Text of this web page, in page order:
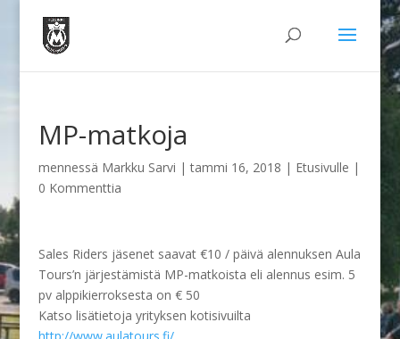
MP-matkoja
mennessä Markku Sarvi |tammi 16, 2018 | Etusivulle |
0 Kommenttia
Sales Riders jäsenet saavat €10 / päivä alennuksen Aula
Tours’n järjestämistä MP-matkoista eli alennus esim. 5
pv alppikierroksesta on € 50
Katso lisätietoja yrityksen kotisivuilta